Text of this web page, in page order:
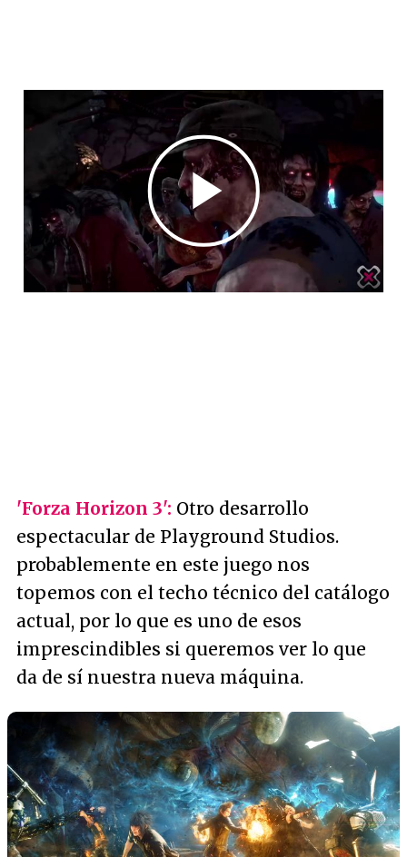
'Forza Horizon 3': Otro desarrollo
espectacular de Playground Studios.
probablemente en este juego nos
topemos con el techo técnico del catálogo
actual, por lo que es uno de esos
imprescindibles si queremos ver lo que
da de sí nuestra nueva máquina.